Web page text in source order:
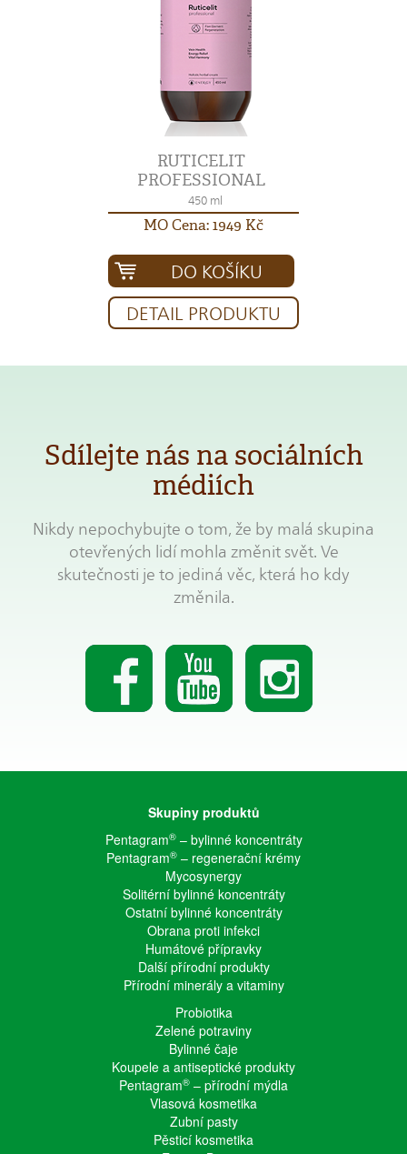
RUTICELIT
PROFESSIONAL
450 ml
MO Cena: 1949 Kč
DO KOŠÍKU
DETAIL PRODUKTU
Sdílejte nás na sociálních
médiích
Nikdy nepochybujte o tom, že by malá skupina
otevřených lidí mohla změnit svět. Ve
skutečnosti je to jediná věc, která ho kdy
změnila.
Skupiny produktů
Pentagram®– bylinné koncentráty
Pentagram® – regenerační krémy
Mycosynergy
Solitérní bylinné koncentráty
Ostatní bylinné koncentráty
Obrana proti infekci
Humátové přípravky
Další přírodní produkty
Přírodní minerály a vitaminy
Probiotika
Zelené potraviny
Bylinné čaje
Koupele a antiseptické produkty
Pentagram® – přírodní mýdla
Vlasová kosmetika
Zubní pasty
Pěsticí kosmetika